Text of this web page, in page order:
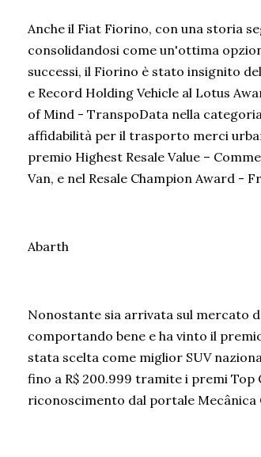
Anche il Fiat Fiorino, con una storia
consolidandosi come un'ottima
successi, il Fiorino è stato insignito
e Record Holding Vehicle al Lotus
of Mind - TranspoData nella
affidabilità per il trasporto merci
premio Highest Resale Value –
Van, e nel Resale Champion Award -
Abarth
Nonostante sia arrivata sul mercato
comportando bene e ha vinto il
stata scelta come miglior SUV
fino a R$ 200.999 tramite i premi
riconoscimento dal portale Mecânica